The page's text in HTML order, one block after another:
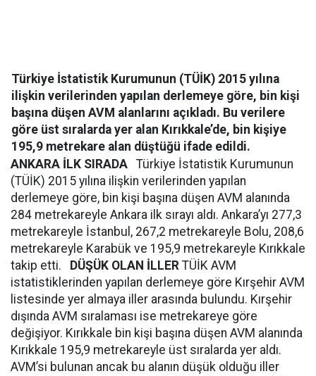
Türkiye İstatistik Kurumunun (TÜİK) 2015 yılına
ilişkin verilerinden yapılan derlemeye göre, bin kişi
başına düşen AVM alanlarını açıkladı. Bu verilere
göre üst sıralarda yer alan Kırıkkale’de, bin kişiye
195,9 metrekare alan düştüğü ifade edildi.
ANKARA İLK SIRADA Türkiye İstatistik Kurumunun
(TÜİK) 2015 yılına ilişkin verilerinden yapılan
derlemeye göre, bin kişi başına düşen AVM alanında
284 metrekareyle Ankara ilk sırayı aldı. Ankara’yı 277,3
metrekareyle İstanbul, 267,2 metrekareyle Bolu, 208,6
metrekareyle Karabük ve 195,9 metrekareyle Kırıkkale
takip etti.
DÜŞÜK OLAN İLLER TÜİK AVM
istatistiklerinden yapılan derlemeye göre Kırşehir AVM
listesinde yer almaya iller arasında bulundu. Kırşehir
dışında AVM sıralaması ise metrekareye göre
değişiyor. Kırıkkale bin kişi başına düşen AVM alanında
Kırıkkale 195,9 metrekareyle üst sıralarda yer aldı.
AVM’si bulunan ancak bu alanın düşük olduğu iller